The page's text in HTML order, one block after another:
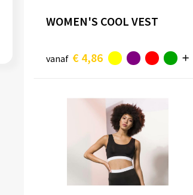
WOMEN'S COOL VEST
vanaf € 4,86